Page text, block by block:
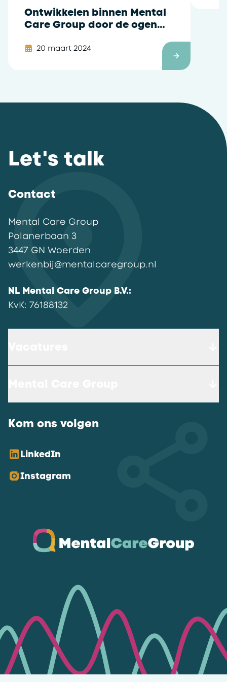
Ontwikkelen binnen Mental
Care Group door de ogen
20 maart 2024
Let's talk
Contact
Mental Care Group
Polanerbaan 3
3447 GN Woerden
werkenbij@mentalcaregroup.nl
NL Mental Care Group B.V.:
KvK: 76188132
Kom ons volgen
LinkedIn
Instagram